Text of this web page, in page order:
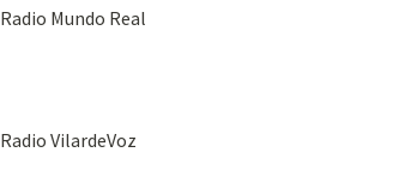
Radio Mundo Real
Radio VilardeVoz